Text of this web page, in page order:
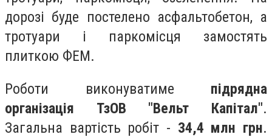
дорозі буде постелено асфальтобетон, а
тротуари і паркомісця замостять
плиткою ФЕМ.
Роботи виконуватиме підрядна
організація ТзОВ "Вельт Капітал".
Загальна вартість робіт - 34,4 млн грн.